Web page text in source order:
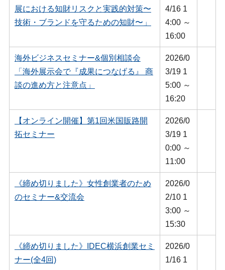
展における知財リスクと実践的対策〜
技術・ブランドを守るための知財〜」
4/16 1
4:00 ～
16:00
海外ビジネスセミナー&個別相談会
「海外展示会で『成果につなげる』 商
談の進め方と注意点」
2026/0
3/19 1
5:00 ～
16:20
【オンライン開催】第1回米国販路開
拓セミナー
2026/0
3/19 1
0:00 ～
11:00
《締め切りました》女性創業者のため
のセミナー&交流会
2026/0
2/10 1
3:00 ～
15:30
《締め切りました》IDEC横浜創業セミ
ナー(全4回)
2026/0
1/16 1